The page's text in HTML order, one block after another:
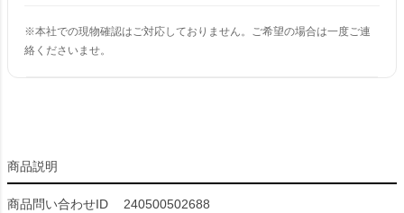
※本社での現物確認はご対応しておりません。ご希望の場合は一度ご連
絡くださいませ。
商品説明
商品問い合わせID 240500502688